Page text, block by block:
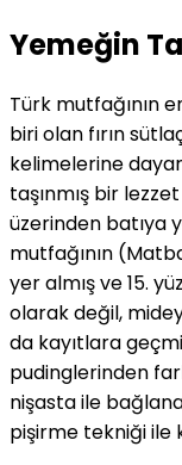
Yemeğin
Türk mutfağının
biri olan fırın
kelimelerine
taşınmış bir
üzerinden batıya
mutfağının
yer almış ve 15.
olarak değil,
da kayıtlara
pudinglerinden
nişasta ile
pişirme tekniği ile